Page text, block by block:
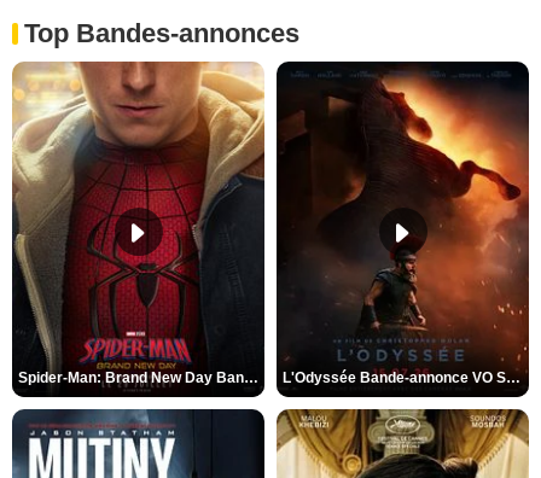
Top Bandes-annonces
Spider-Man: Brand New Day Bande-annonce VO STFR L'Odyssée Bande-annonce VO STFR